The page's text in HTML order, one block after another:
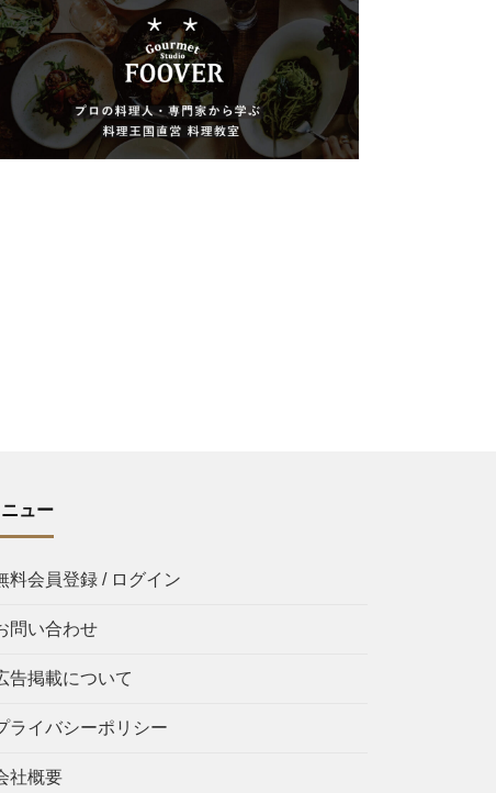
ニュー
料会員登録 / ログイン
問い合わせ
告掲載について
ライバシーポリシー
社概要